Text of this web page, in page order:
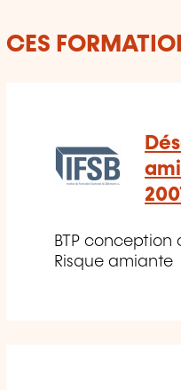
CES
BTP conception
Risque amiante